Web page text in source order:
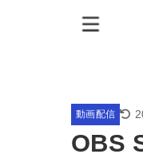
動画配信
OBS